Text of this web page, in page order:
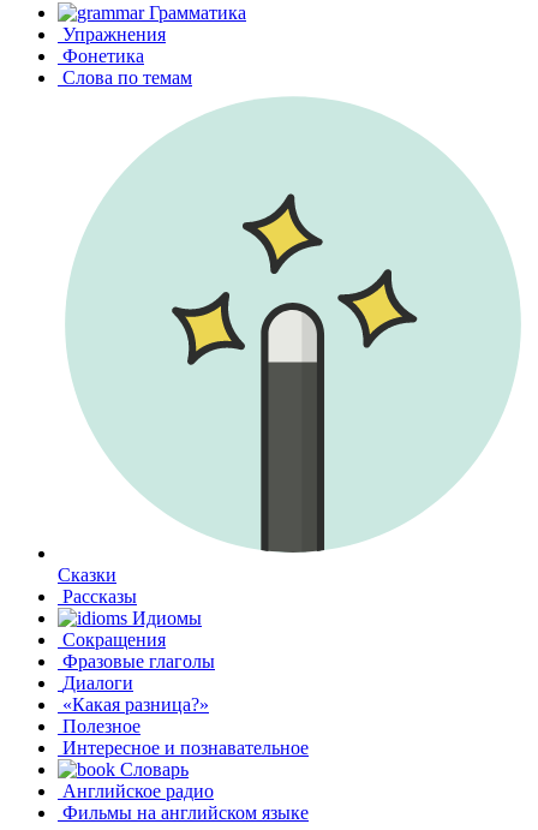
Грамматика
Упражнения
Фонетика
Слова по темам
Сказки
Рассказы
Идиомы
Сокращения
Фразовые глаголы
Диалоги
«Какая разница?»
Полезное
Интересное и познавательное
Словарь
Английское радио
Фильмы на английском языке